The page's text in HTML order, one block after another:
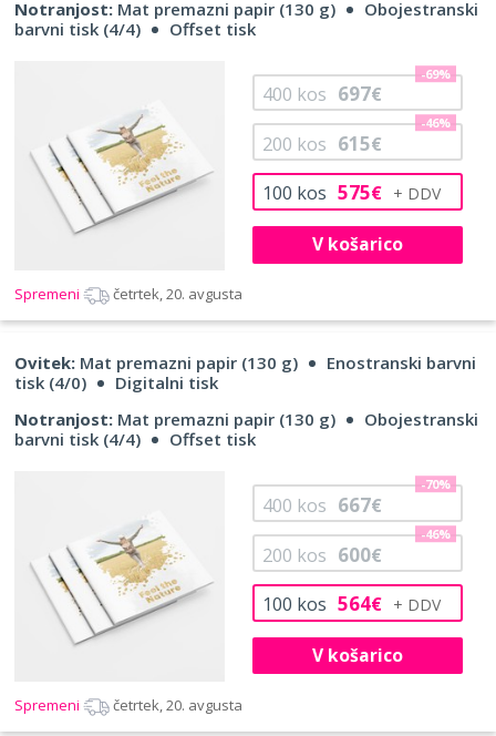
Notranjost: Mat premazni papir (130 g)
Obojestranski
barvni tisk (4/4)
Offset tisk
100 kos 575€
200 kos 615€
-46%
400 kos 697€
-69%
V košarico
Spremeni četrtek, 20. avgusta
Ovitek: Mat premazni papir (130 g)
Enostranski barvni
tisk (4/0)
Digitalni tisk
Notranjost: Mat premazni papir (130 g)
Obojestranski
barvni tisk (4/4)
Offset tisk
100 kos 564€
200 kos 600€
-46%
400 kos 667€
-70%
V košarico
Spremeni četrtek, 20. avgusta